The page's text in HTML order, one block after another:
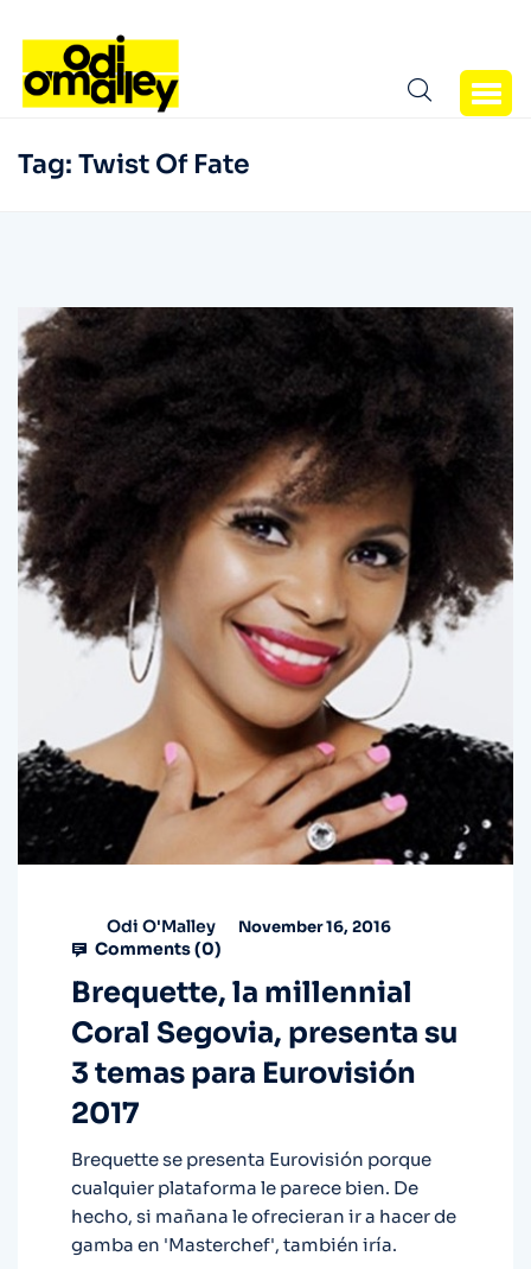
Tag: Twist Of Fate
Odi O'Malley November 16, 2016
Comments (0)
Brequette, la millennial
Coral Segovia, presenta su
3 temas para Eurovisión
2017
Brequette se presenta Eurovisión porque
cualquier plataforma le parece bien. De
hecho, si mañana le ofrecieran ir a hacer de
gamba en 'Masterchef', también iría.